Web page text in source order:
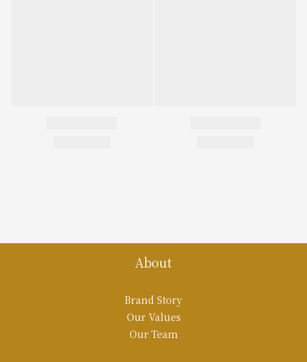
About
Brand Story
Our Values
Our Team